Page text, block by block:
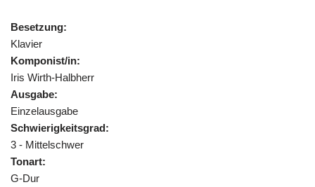
Besetzung:
Klavier
Komponist/in:
Iris Wirth-Halbherr
Ausgabe:
Einzelausgabe
Schwierigkeitsgrad:
3 - Mittelschwer
Tonart:
G-Dur